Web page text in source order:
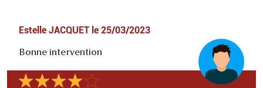
Estelle JACQUET le 25/03/2023
Bonne intervention